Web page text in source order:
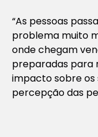
“As pessoas
problema muito
onde chegam
preparadas para
impacto sobre os
percepção das